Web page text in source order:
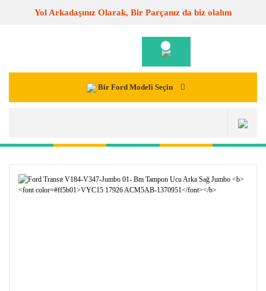
Yol Arkadaşınız Olarak, Bir Parçanız da biz olalım
Bir Ford Modeli Seçin